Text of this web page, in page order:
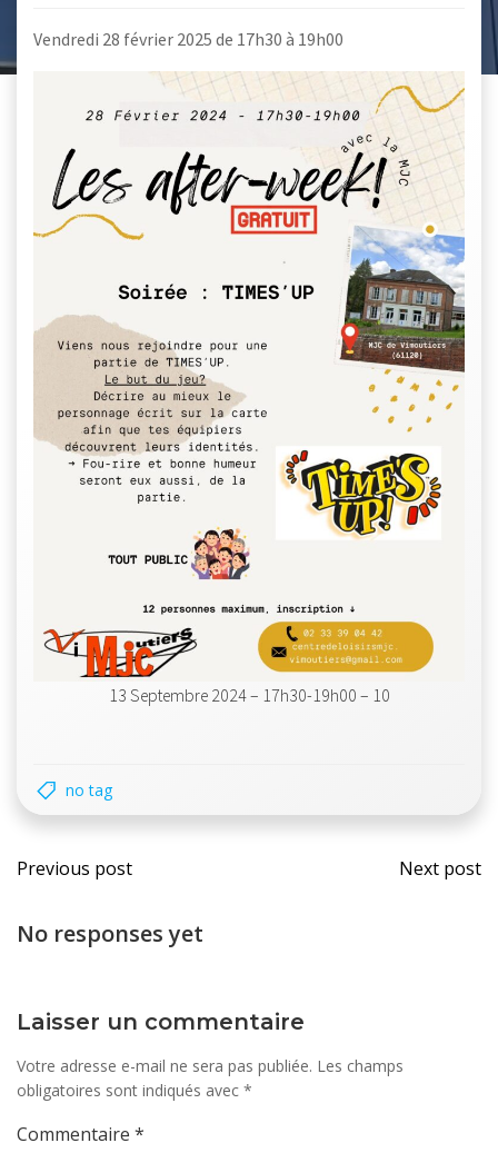
Vendredi 28 février 2025 de 17h30 à 19h00
13 Septembre 2024 – 17h30-19h00 – 10
no tag
Navigation
des
Previous post Next post
No responses yet
Laisser un commentaire
Votre adresse e-mail ne sera pas publiée. Les champs
obligatoires sont indiqués avec *
Commentaire *